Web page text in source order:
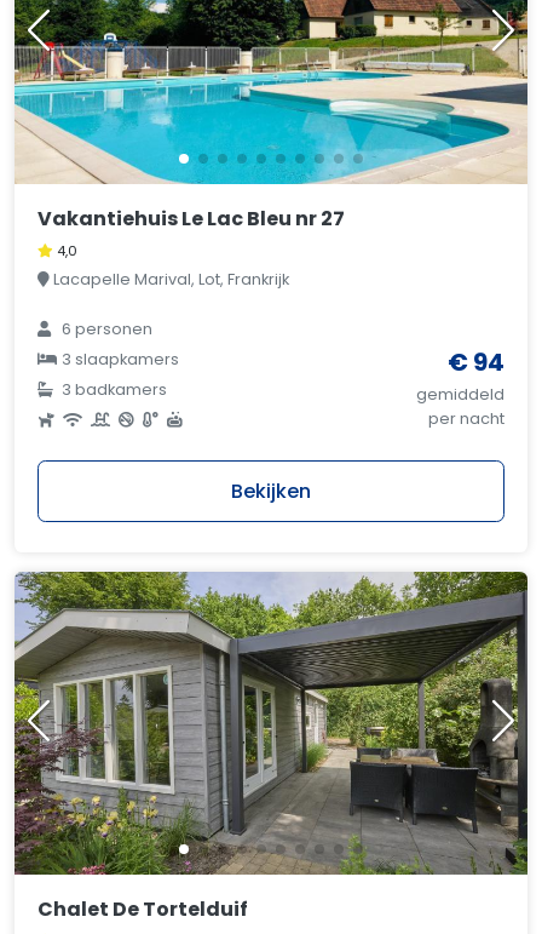
Vakantiehuis Le Lac Bleu nr 27
4,0
Lacapelle Marival, Lot, Frankrijk
6 personen
3 slaapkamers
3 badkamers
€ 94
gemiddeld
per nacht
Bekijken
Chalet De Tortelduif